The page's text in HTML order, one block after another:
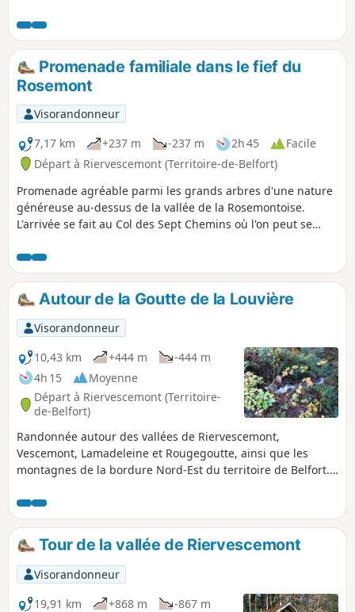
Promenade familiale dans le fief du
Rosemont
Visorandonneur
7,17 km
+237 m -237 m 2h 45
Facile
Départ à Riervescemont (Territoire-de-Belfort)
Promenade agréable parmi les grands arbres d'une nature
généreuse au-dessus de la vallée de la Rosemontoise.
L'arrivée se fait au Col des Sept Chemins où l'on peut se
chemin rarement fréquenté, parallèle et au-dessus de la
route forestière de l'aller (ce sentier par endroit est bien
humide en cas de pluie, donc se chausser en conséquence).
Sur le bas et avant d'arriver au parking, on contourne le
socle où repose les ruines de l'ancien château des
seigneurs du Rosemont.
Autour de la Goutte de la Louvière
Visorandonneur
10,43 km
+444 m
-444 m
4h 15
Moyenne
Départ à Riervescemont (Territoire-
de-Belfort)
Randonnée autour des vallées de Riervescemont,
Vescemont, Lamadeleine et Rougegoutte, ainsi que les
montagnes de la bordure Nord-Est du territoire de Belfort.
sylvestres et géologiques .
Tour de la vallée de Riervescemont
Visorandonneur
19,91 km
+868 m
-867 m